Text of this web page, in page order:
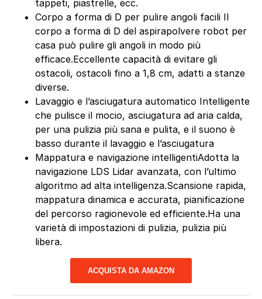
tappeti, piastrelle, ecc.
Corpo a forma di D per pulire angoli facili Il
corpo a forma di D del aspirapolvere robot per
casa può pulire gli angoli in modo più
efficace.Eccellente capacità di evitare gli
ostacoli, ostacoli fino a 1,8 cm, adatti a stanze
diverse.
Lavaggio e l’asciugatura automatico Intelligente
che pulisce il mocio, asciugatura ad aria calda,
per una pulizia più sana e pulita, e il suono è
basso durante il lavaggio e l’asciugatura
Mappatura e navigazione intelligentiAdotta la
navigazione LDS Lidar avanzata, con l’ultimo
algoritmo ad alta intelligenza.Scansione rapida,
mappatura dinamica e accurata, pianificazione
del percorso ragionevole ed efficiente.Ha una
varietà di impostazioni di pulizia, pulizia più
libera.
ACQUISTA DA AMAZON